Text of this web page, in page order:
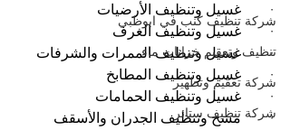
شركة تنظيف كنب في ابوظبي
تنظيف وتعقيم خزانات ماء
شركة تعقيم وتطهير
شركة تنظيف ستائر
·        غسيل وتنظيف الأرضيات
·        غسيل وتنظيف الغرف
·        غسيل وتنظيف الممرات والشرفات
·        غسيل وتنظيف المطابخ
·        غسيل وتنظيف الحمامات
·        مسح وتنظيف الجدران والأسقف